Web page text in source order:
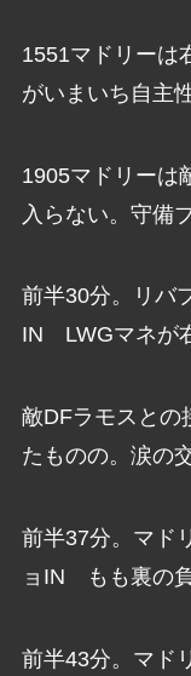
1551マドリーは
がいまいち自主
1905マドリーは
入らない。守備
前半30分。リバ
IN LWGマネが
敵DFラモスとの
たものの。涙の交
前半37分。マド
ョIN もも裏の負
前半43分。マド